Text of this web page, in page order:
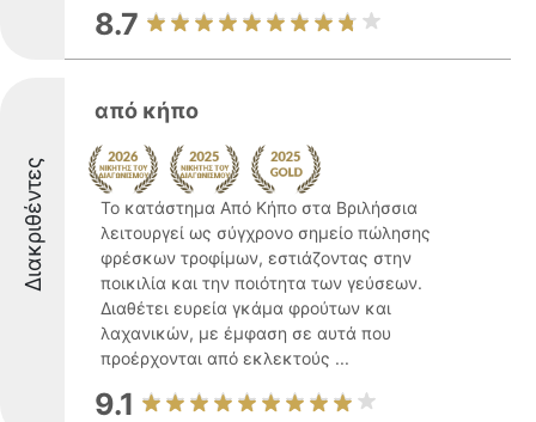
8.7
Διακριθέντες
από κήπο
Το κατάστημα Από Κήπο στα Βριλήσσια
λειτουργεί ως σύγχρονο σημείο πώλησης
φρέσκων τροφίμων, εστιάζοντας στην
ποικιλία και την ποιότητα των γεύσεων.
Διαθέτει ευρεία γκάμα φρούτων και
λαχανικών, με έμφαση σε αυτά που
προέρχονται από εκλεκτούς ...
9.1